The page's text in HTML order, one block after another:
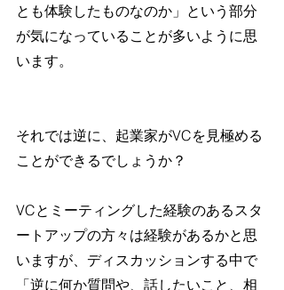
とも体験したものなのか」という部分
が気になっていることが多いように思
います。
それでは逆に、起業家がVCを見極める
ことができるでしょうか？
VCとミーティングした経験のあるスタ
ートアップの方々は経験があるかと思
いますが、ディスカッションする中で
「逆に何か質問や、話したいこと、相